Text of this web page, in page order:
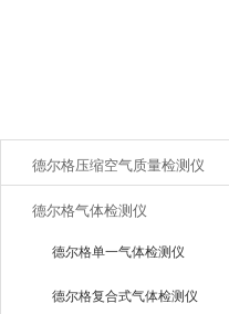
德尔格压缩空气质量检测仪
德尔格气体检测仪
德尔格单一气体检测仪
德尔格复合式气体检测仪